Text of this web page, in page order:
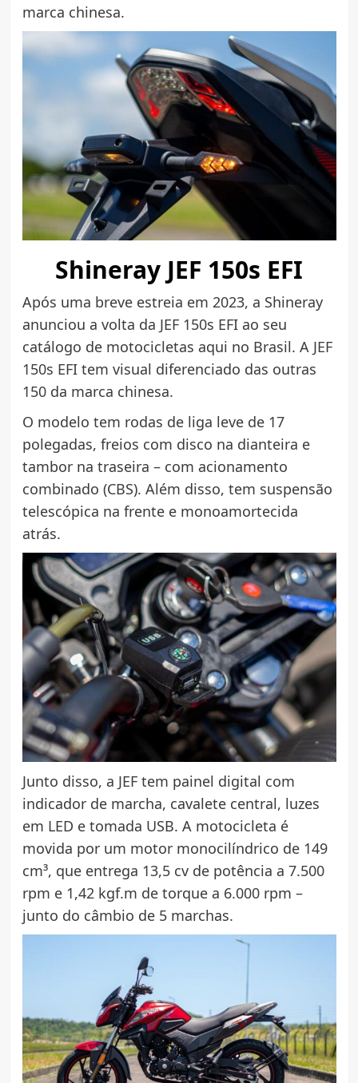
marca chinesa.
Shineray JEF 150s EFI
Após uma breve estreia em 2023, a Shineray
anunciou a volta da JEF 150s EFI ao seu
catálogo de motocicletas aqui no Brasil. A JEF
150s EFI tem visual diferenciado das outras
150 da marca chinesa.
O modelo tem rodas de liga leve de 17
polegadas, freios com disco na dianteira e
tambor na traseira – com acionamento
combinado (CBS). Além disso, tem suspensão
telescópica na frente e monoamortecida
atrás.
Junto disso, a JEF tem painel digital com
indicador de marcha, cavalete central, luzes
em LED e tomada USB. A motocicleta é
movida por um motor monocilíndrico de 149
cm³, que entrega 13,5 cv de potência a 7.500
rpm e 1,42 kgf.m de torque a 6.000 rpm –
junto do câmbio de 5 marchas.